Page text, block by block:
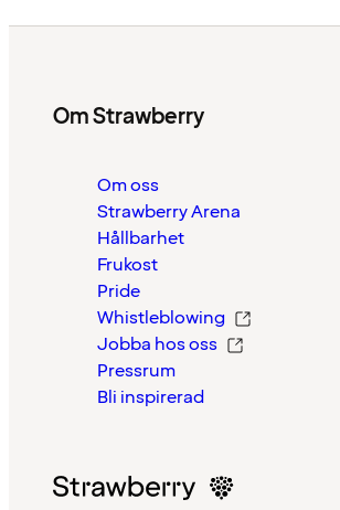
Om Strawberry
Om oss
Strawberry Arena
Hållbarhet
Frukost
Pride
Whistleblowing
Jobba hos oss
Pressrum
Bli inspirerad